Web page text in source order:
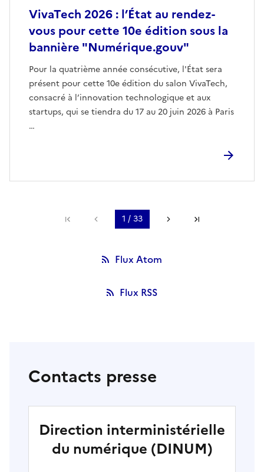
VivaTech 2026 : l’État au rendez-
vous pour cette 10e édition sous la
bannière "Numérique.gouv"
Pour la quatrième année consécutive, l'État sera
présent pour cette 10e édition du salon VivaTech,
consacré à l’innovation technologique et aux
startups, qui se tiendra du 17 au 20 juin 2026 à Paris
…
Première pagePage précédente
1 / 33 Page suivante
Flux Atom
Flux RSS
Contacts presse
Direction interministérielle
du numérique (DINUM)